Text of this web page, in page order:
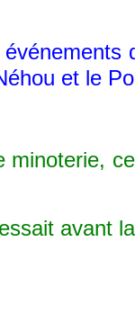
et le
avant